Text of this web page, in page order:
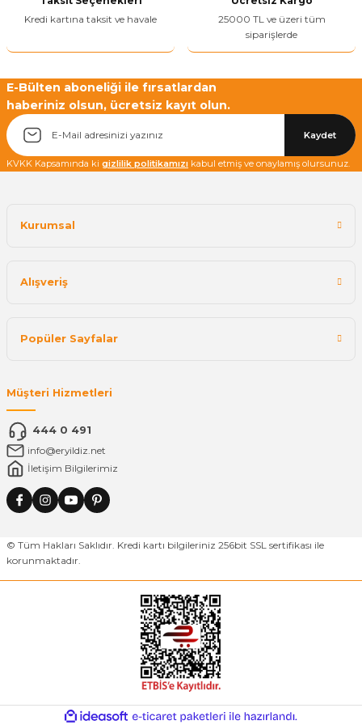
Bu ürüne benzer farklı alternatifler olmalı.
Yetkiliye Gönder
Kredi kartına taksit ve havale
25000 TL ve üzeri tüm
siparişlerde
E-Bülten aboneliği ile fırsatlardan
haberiniz olsun, ücretsiz kayıt olun.
Kaydet
KVKK Kapsamında ki gizlilik politikamızı kabul etmiş ve onaylamış olursunuz.
Kurumsal
Alışveriş
Popüler Sayfalar
Müşteri Hizmetleri
444 0 491
info@eryildiz.net
İletişim Bilgilerimiz
© Tüm Hakları Saklıdır. Kredi kartı bilgileriniz 256bit SSL sertifikası ile
korunmaktadır.
ideasoft
e-